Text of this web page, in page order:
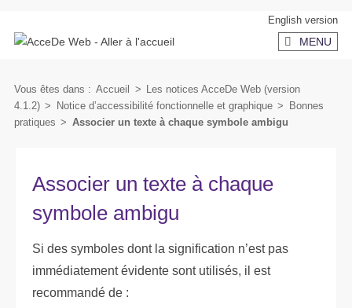
au
au
English version
MENU
Vous êtes dans : Accueil > Les notices AcceDe Web (version
4.1.2) > Notice d’accessibilité fonctionnelle et graphique >
Bonnes
pratiques > Associer un texte à chaque symbole ambigu
Associer un texte à chaque
symbole ambigu
Si des symboles dont la signification n’est pas
immédiatement évidente sont utilisés, il est
recommandé de :